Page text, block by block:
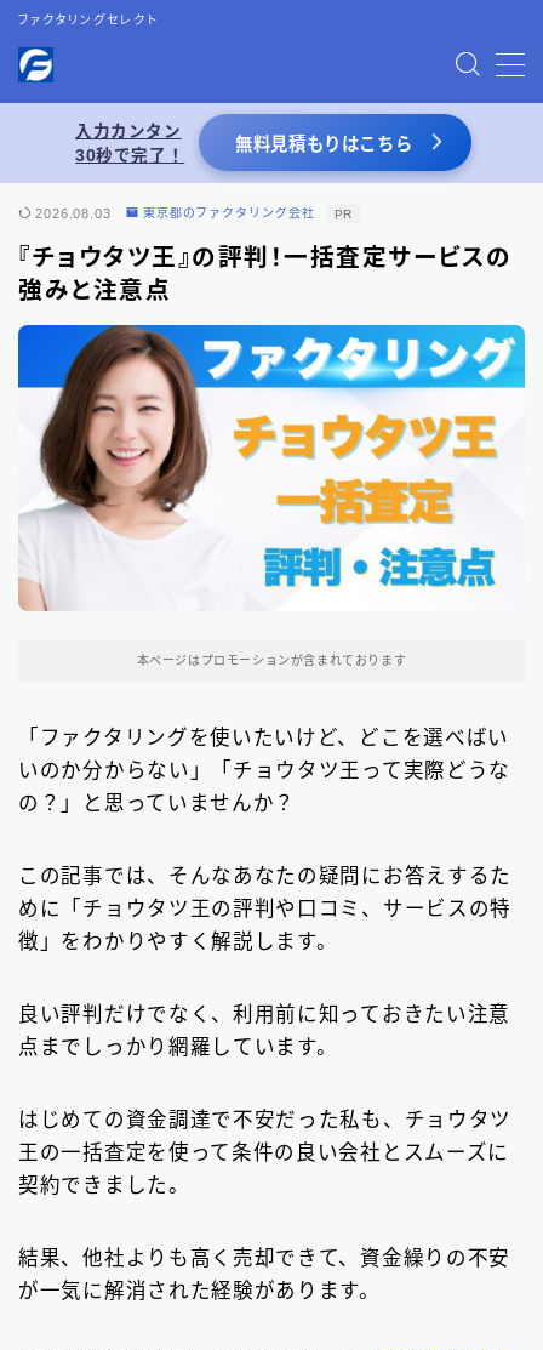
ファクタリングセレクト
MENU
お問い合わせ
特定商取引法表記
運営者情報
あわせて読みたい
【2026年8月最新】ファクタリング業者一覧
関東地方のファクタリング会社
東京都のファクタリング会社 193
近畿地方のファクタリング会社 13
福岡県のファクタリング会社 9
北海道・東北地方のファクタリング会社
四国地方のファクタリング会社 1
ファクタリング基礎知識 66
▼無料の見積もりがオススメ
入力カンタン
30秒で完了！
無料見積もりはこちら
2026.08.03 東京都のファクタリング会社 PR
『チョウタツ王』の評判！一括査定サービスの
強みと注意点
本ページはプロモーションが含まれております
「ファクタリングを使いたいけど、どこを選べばい
いのか分からない」「チョウタツ王って実際どうな
の？」と思っていませんか？
この記事では、そんなあなたの疑問にお答えするた
めに「チョウタツ王の評判や口コミ、サービスの特
徴」をわかりやすく解説します。
良い評判だけでなく、利用前に知っておきたい注意
点までしっかり網羅しています。
はじめての資金調達で不安だった私も、チョウタツ
王の一括査定を使って条件の良い会社とスムーズに
契約できました。
結果、他社よりも高く売却できて、資金繰りの不安
が一気に解消された経験があります。